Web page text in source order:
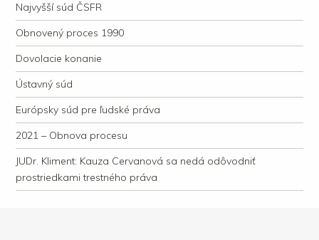
Najvyšší súd ČSFR
Obnovený proces 1990
Dovolacie konanie
Ústavný súd
Európsky súd pre ľudské práva
2021 – Obnova procesu
JUDr. Kliment: Kauza Cervanová sa nedá odôvodniť
prostriedkami trestného práva